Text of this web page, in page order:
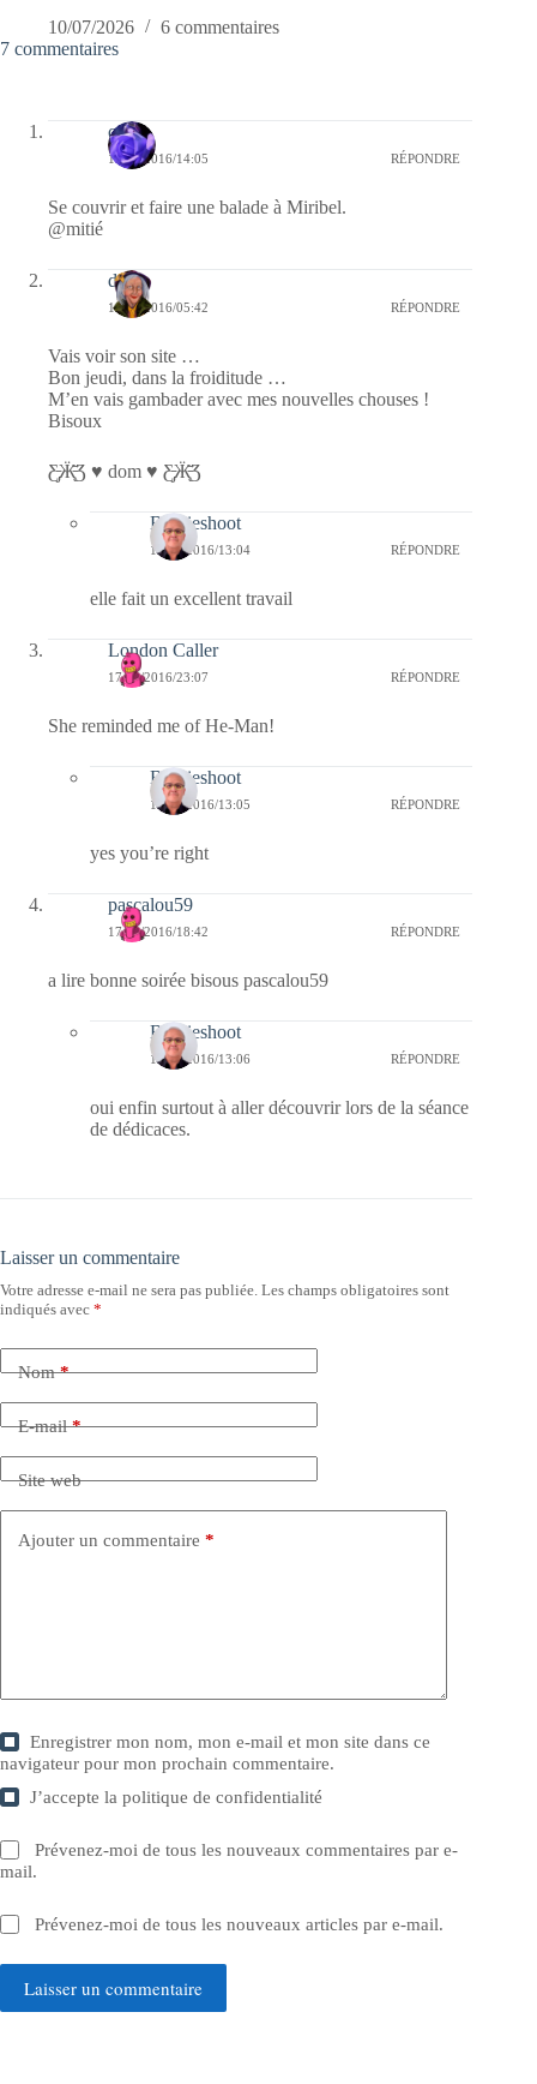
10/07/2026
6 commentaires
7 commentaires
covix
18/02/2016/14:05 RÉPONDRE
Se couvrir et faire une balade à Miribel.
@mitié
dom
18/02/2016/05:42 RÉPONDRE
Vais voir son site …
Bon jeudi, dans la froiditude …
M’en vais gambader avec mes nouvelles chouses !
Bisoux
Ƹ̵̡Ӝ̵̨̄Ʒ ♥ dom ♥ Ƹ̵̡Ӝ̵̨̄Ʒ
Bernieshoot
18/02/2016/13:04 RÉPONDRE
elle fait un excellent travail
London Caller
17/02/2016/23:07 RÉPONDRE
She reminded me of He-Man!
Bernieshoot
18/02/2016/13:05 RÉPONDRE
yes you’re right
pascalou59
17/02/2016/18:42 RÉPONDRE
a lire bonne soirée bisous pascalou59
Bernieshoot
18/02/2016/13:06 RÉPONDRE
oui enfin surtout à aller découvrir lors de la séance
de dédicaces.
Laisser un commentaire
Votre adresse e-mail ne sera pas publiée. Les champs obligatoires sont
indiqués avec *
Nom*
E-mail*
Site web
Ajouter un commentaire *
Enregistrer mon nom, mon e-mail et mon site dans ce
navigateur pour mon prochain commentaire.
J’accepte lapolitique de confidentialité
Prévenez-moi de tous les nouveaux commentaires par e-
mail.
Prévenez-moi de tous les nouveaux articles par e-mail.
Laisser un commentaire